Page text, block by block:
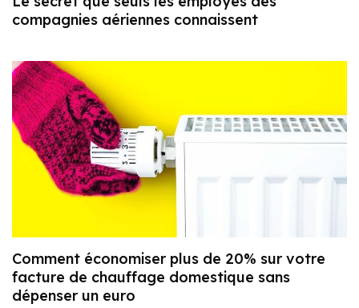
compagnies aériennes connaissent
Comment économiser plus de 20% sur votre
facture de chauffage domestique sans
dépenser un euro